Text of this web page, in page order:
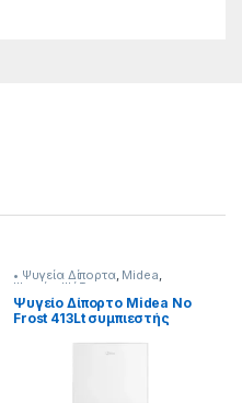
• Ψυγεία Δίπορτα, Midea,
Ψυγεία-Ψύξη
Ψυγείο Δίπορτο Midea No
Frost 413Lt συμπιεστής
εγγύηση 901182055